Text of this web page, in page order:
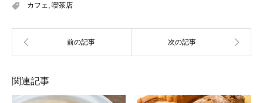
カフェ 喫茶店
関連記事